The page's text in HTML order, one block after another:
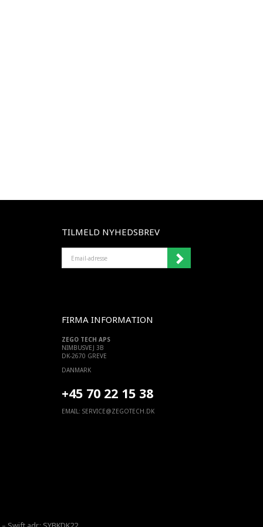
TILMELD NYHEDSBREV
ADRESSE
FIRMA INFORMATION
ZEGO TECH APS
NIMBUSVEJ 3B
DK-2670 GREVE
DANMARK
+45 70 22 15 38
EMAIL: SERVICE@ZEGOTECH.DK